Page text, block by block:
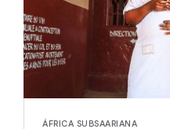
ÁFRICA SUBSAARIANA